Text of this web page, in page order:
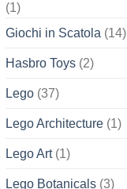
(1)
Giochi in Scatola (14)
Hasbro Toys(2)
Lego(37)
Lego Architecture(1)
Lego Art(1)
Lego Botanicals(3)